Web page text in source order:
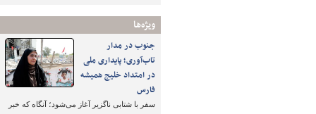
ویژه‌ها
جنوب در مدار
تاب‌آوری؛ پایداری ملی
در امتداد خلیج همیشه
فارس
سفر با شتابی ناگزیر آغاز می‌شود؛ آنگاه که خبر